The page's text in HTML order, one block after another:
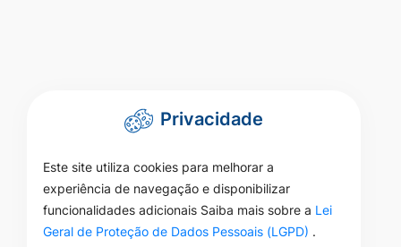
Privacidade
Este site utiliza cookies para melhorar a
experiência de navegação e disponibilizar
funcionalidades adicionais Saiba mais sobre a Lei
Geral de Proteção de Dados Pessoais (LGPD) .